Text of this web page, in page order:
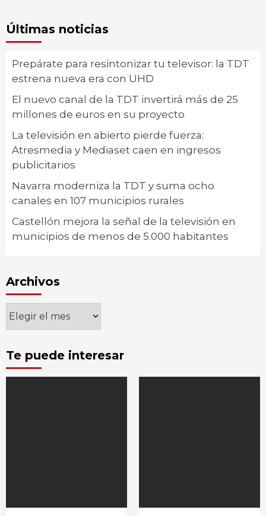
Últimas noticias
Prepárate para resintonizar tu televisor: la TDT
estrena nueva era con UHD
El nuevo canal de la TDT invertirá más de 25
millones de euros en su proyecto
La televisión en abierto pierde fuerza:
Atresmedia y Mediaset caen en ingresos
publicitarios
Navarra moderniza la TDT y suma ocho
canales en 107 municipios rurales
Castellón mejora la señal de la televisión en
municipios de menos de 5.000 habitantes
Archivos
Archivos
Te puede interesar